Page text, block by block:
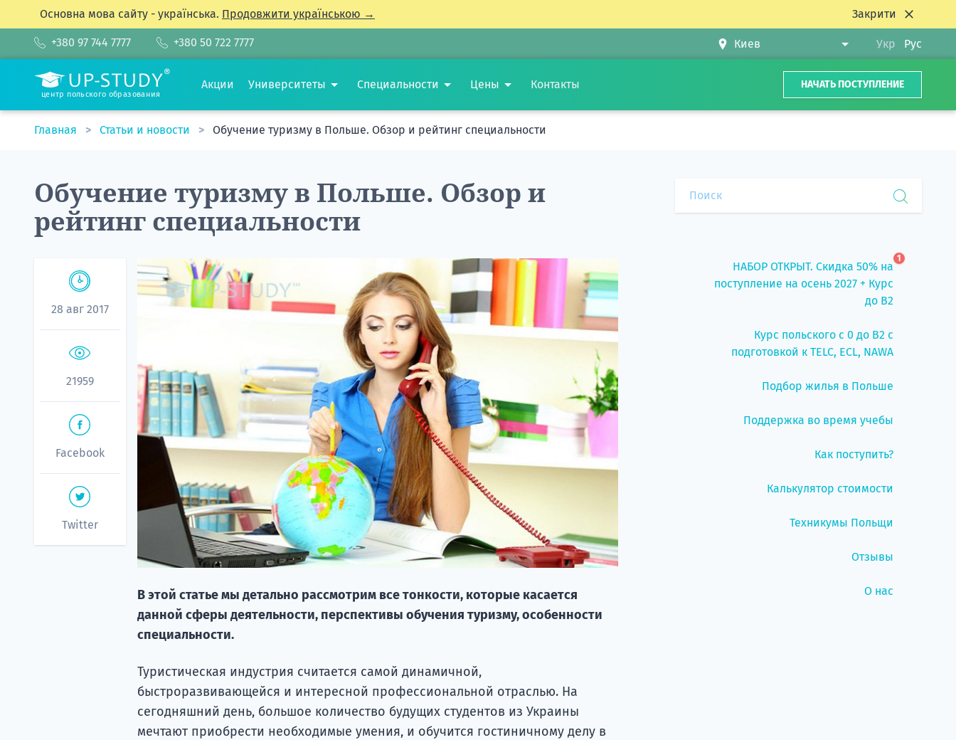
Основна мова сайту - українська. Продовжити українською → Закрити
+380 97 744 7777 +380 50 722 7777 Укр Рус
центр польского образования
Акции Университеты Специальности Цены Контакты НАЧАТЬ ПОСТУПЛЕНИЕ
Главная Статьи и новости Обучение туризму в Польше. Обзор и рейтинг специальности
Обучение туризму в Польше. Обзор и
рейтинг специальности
28 авг 2017
21959
Facebook
Twitter
В этой статье мы детально рассмотрим все тонкости, которые касается
данной сферы деятельности, перспективы обучения туризму, особенности
специальности.
Туристическая индустрия считается самой динамичной,
быстроразвивающейся и интересной профессиональной отраслью. На
сегодняшний день, большое количество будущих студентов из Украины
мечтают приобрести необходимые умения, и обучится гостиничному делу в
НАБОР ОТКРЫТ. Скидка 50% на
поступление на осень 2027 + Курс
до B2
1
Курс польского с 0 до B2 с
подготовкой к TELC, ECL, NAWA
Подбор жилья в Польше
Поддержка во время учебы
Как поступить?
Калькулятор стоимости
Техникумы Польщи
Отзывы
О нас